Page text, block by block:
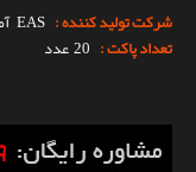
شرکت تولید کننده : EAS
تعداد پاکت : 20 عدد